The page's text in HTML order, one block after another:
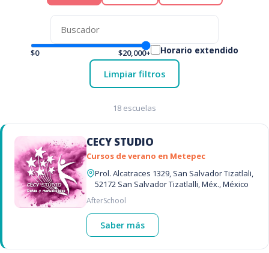
$0 $20,000+ Horario extendido
Limpiar filtros
18 escuelas
CECY STUDIO
Cursos de verano en Metepec
Prol. Alcatraces 1329, San Salvador Tizatlali,
52172 San Salvador Tizatlalli, Méx., México
AfterSchool
Saber más